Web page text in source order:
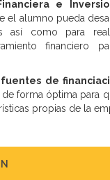
e
el alumno pueda
así como para
financiero
de
de forma óptima para
propias de la